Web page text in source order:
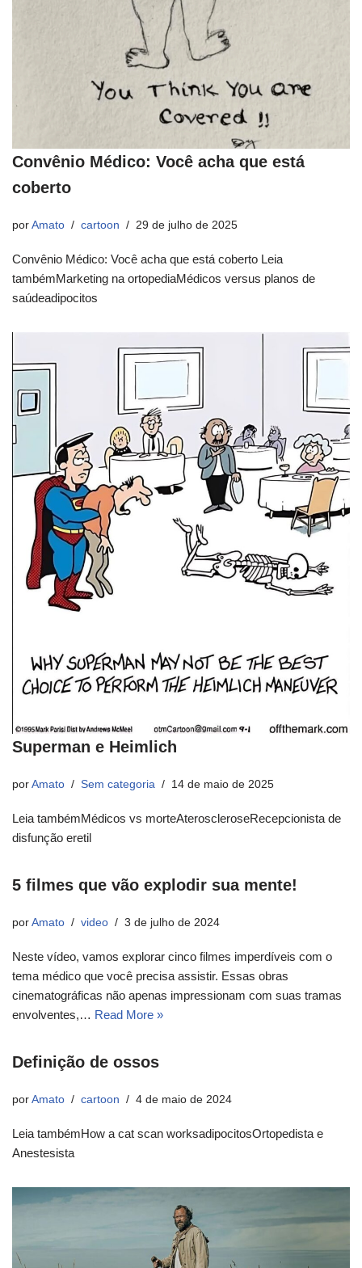
Convênio Médico: Você acha que está
coberto
por Amato cartoon 29 de julho de 2025
Convênio Médico: Você acha que está coberto Leia
tambémMarketing na ortopediaMédicos versus planos de
saúdeadipocitos
Superman e Heimlich
por Amato Sem categoria 14 de maio de 2025
Leia tambémMédicos vs morteAteroscleroseRecepcionista de
disfunção eretil
5 filmes que vão explodir sua mente!
por Amato video 3 de julho de 2024
Neste vídeo, vamos explorar cinco filmes imperdíveis com o
tema médico que você precisa assistir. Essas obras
cinematográficas não apenas impressionam com suas tramas
envolventes,… Read More »
Definição de ossos
por Amato cartoon 4 de maio de 2024
Leia tambémHow a cat scan worksadipocitosOrtopedista e
Anestesista